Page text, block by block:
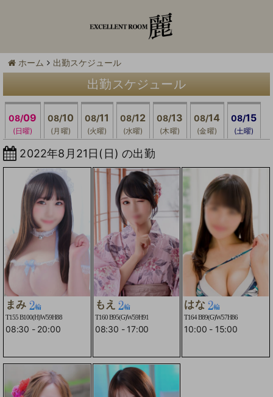
ホーム 出勤スケジュール
出勤スケジュール
08/09
(日曜)
08/10
(月曜)
08/11
(火曜)
08/12
(水曜)
08/13
(木曜)
08/14
(金曜)
08/15
(土曜)
2022年8月21日(日) の出勤
まみ
T155 B100(H)W59H88
08:30 - 20:00
もえ
T160 B95(G)W59H91
08:30 - 17:00
はな
T164 B89(G)W57H86
10:00 - 15:00